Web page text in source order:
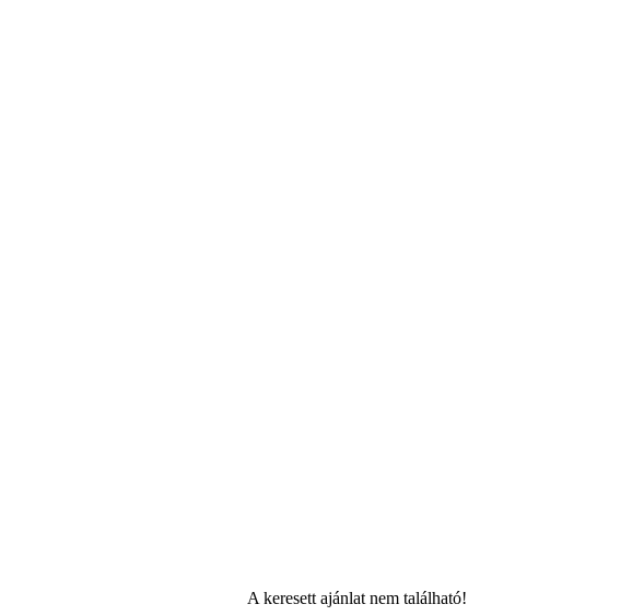
A keresett ajánlat nem található!